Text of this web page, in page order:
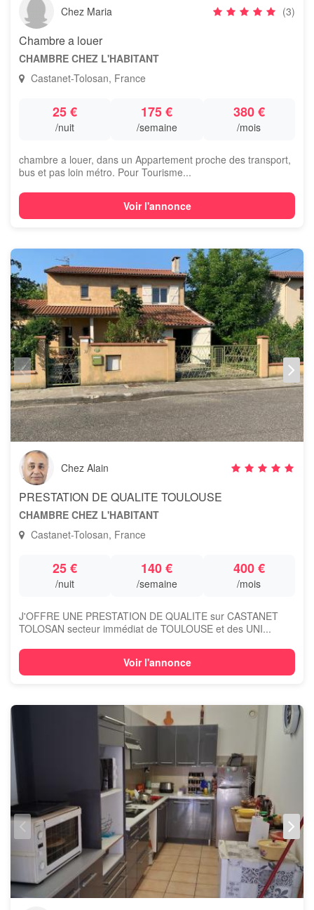
Chez Maria (3)
Chambre a louer
CHAMBRE CHEZ L'HABITANT
Castanet-Tolosan, France
25 €
/nuit
175 €
/semaine
380 €
/mois
chambre a louer, dans un Appartement proche des transport,
bus et pas loin métro. Pour Tourisme...
Voir l'annonce
Chez Alain
PRESTATION DE QUALITE TOULOUSE
CHAMBRE CHEZ L'HABITANT
Castanet-Tolosan, France
25 €
/nuit
140 €
/semaine
400 €
/mois
J'OFFRE UNE PRESTATION DE QUALITE sur CASTANET
TOLOSAN secteur immédiat de TOULOUSE et des UNI...
Voir l'annonce